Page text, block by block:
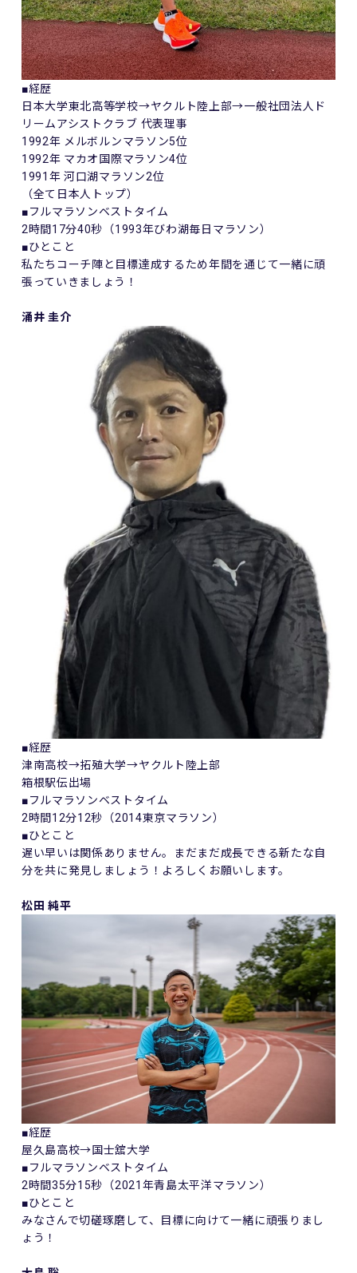
■経歴
日本大学東北高等学校→ヤクルト陸上部→一般社団法人ド
リームアシストクラブ 代表理事
1992年 メルボルンマラソン5位
1992年 マカオ国際マラソン4位
1991年 河口湖マラソン2位
（全て日本人トップ）
■フルマラソンベストタイム
2時間17分40秒（1993年びわ湖毎日マラソン）
■ひとこと
私たちコーチ陣と目標達成するため年間を通じて一緒に頑
張っていきましょう！
涌井 圭介
■経歴
津南高校→拓殖大学→ヤクルト陸上部
箱根駅伝出場
■フルマラソンベストタイム
2時間12分12秒（2014東京マラソン）
■ひとこと
遅い早いは関係ありません。まだまだ成長できる新たな自
分を共に発見しましょう！よろしくお願いします。
松田 純平
■経歴
屋久島高校→国士舘大学
■フルマラソンベストタイム
2時間35分15秒（2021年青島太平洋マラソン）
■ひとこと
みなさんで切磋琢磨して、目標に向けて一緒に頑張りまし
ょう！